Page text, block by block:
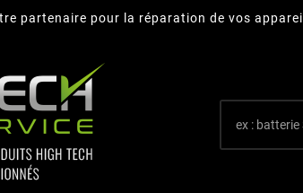
partenaire pour la réparation de vos